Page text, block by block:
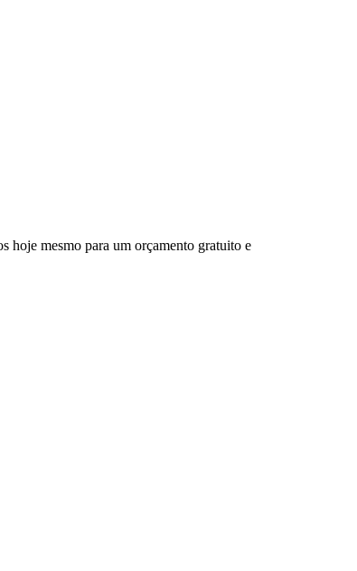
hoje mesmo para um orçamento gratuito e